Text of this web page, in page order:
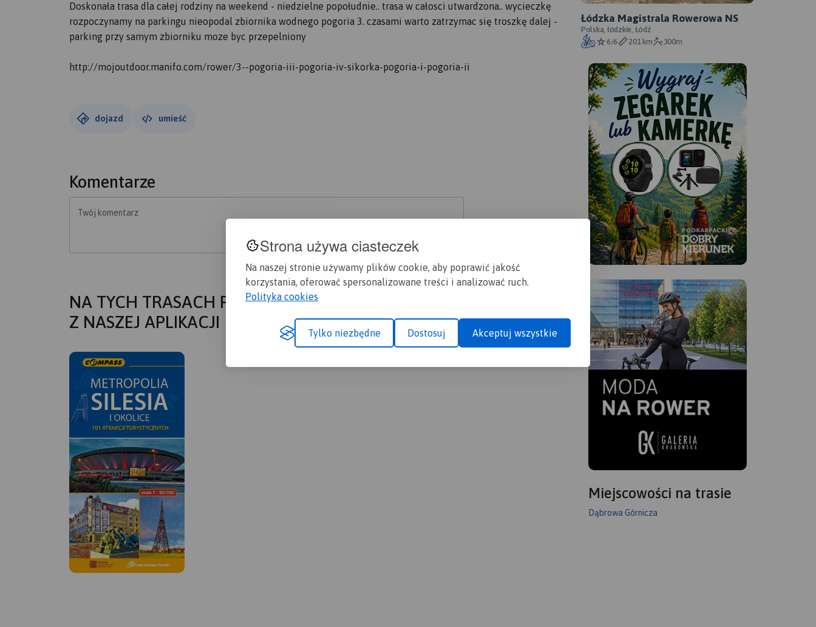
Strona używa ciasteczek
Na naszej stronie używamy plików cookie, aby poprawić jakość
korzystania, oferować spersonalizowane treści i analizować ruch.
Polityka cookies
Tylko niezbędne Dostosuj Akceptuj wszystkie
Doskonała trasa dla całej rodziny na weekend - niedzielne popołudnie.. trasa w całosci utwardzona.. wycieczkę
rozpoczynamy na parkingu nieopodal zbiornika wodnego pogoria 3. czasami warto zatrzymac się troszkę dalej -
parking przy samym zbiorniku moze byc przepelniony
http://mojoutdoor.manifo.com/rower/3--pogoria-iii-pogoria-iv-sikorka-pogoria-i-pogoria-ii
dojazd umieść
Komentarze
Twój komentarz
NA TYCH TRASACH PRZYDA CI SIĘ MAPOPRZEWODNIK LUB MAPA
Z NASZEJ APLIKACJI
Łódzka Magistrala Rowerowa NS
Polska, łódzkie, Łódź
6/6
201 km 300m
Miejscowości na trasie
Dąbrowa Górnicza